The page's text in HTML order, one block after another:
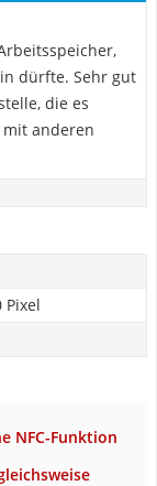
dürfte. Sehr gut
die es
anderen
Pixel
NFC-Funktion